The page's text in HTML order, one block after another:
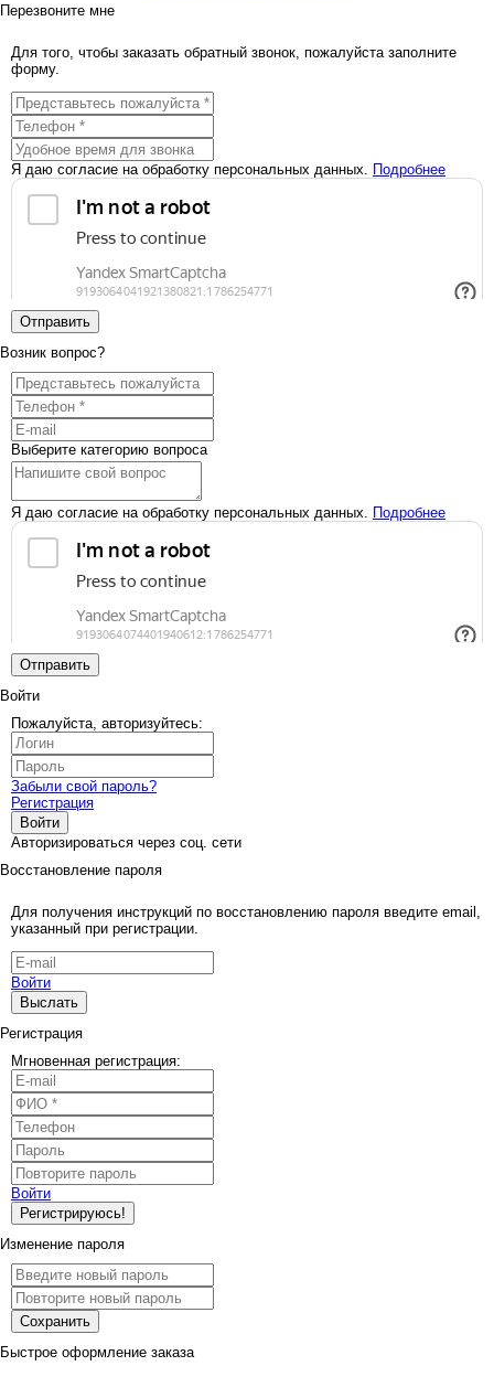
Перезвоните мне
Для того, чтобы заказать обратный звонок, пожалуйста заполните
форму.
Я даю согласие на обработку персональных данных. Подробнее
Отправить
Возник вопрос?
Выберите категорию вопроса
Я даю согласие на обработку персональных данных. Подробнее
Отправить
Войти
Пожалуйста, авторизуйтесь:
Забыли свой пароль?
Регистрация
Войти
Авторизироваться через соц. сети
Восстановление пароля
Для получения инструкций по восстановлению пароля введите email,
указанный при регистрации.
Войти
Выслать
Регистрация
Мгновенная регистрация:
Войти
Регистрируюсь!
Изменение пароля
Сохранить
Быстрое оформление заказа